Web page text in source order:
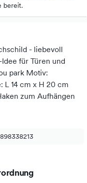
bereit.
- liebevoll
für Türen und
park Motiv:
L 14 cm x H 20 cm
zum Aufhängen